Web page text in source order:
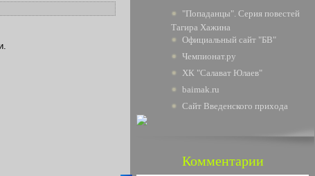
"Попаданцы". Серия повестей
Тагира Хажина
Официальный сайт "БВ"
Чемпионат.ру
ХК "Салават Юлаев"
baimak.ru
Сайт Введенского прихода
Комментарии